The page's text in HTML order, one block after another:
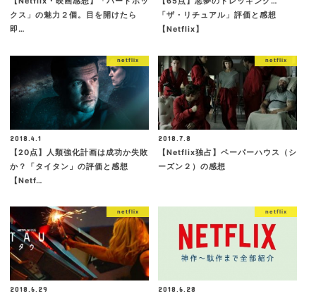
クス」の魅力２個。目を開けたら
即…
「ザ・リチュアル」評価と感想
【Netflix】
netflix
2018.4.1
【20点】人類強化計画は成功か失敗
か？「タイタン」の評価と感想
【Netf…
netflix
2018.7.8
【Netflix独占】ペーパーハウス（シ
ーズン２）の感想
netflix
2018.6.29
netflix
2018.6.28